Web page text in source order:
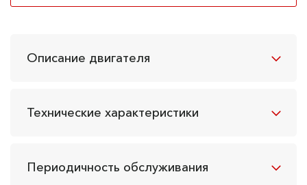
Описание двигателя
Технические характеристики
Периодичность обслуживания